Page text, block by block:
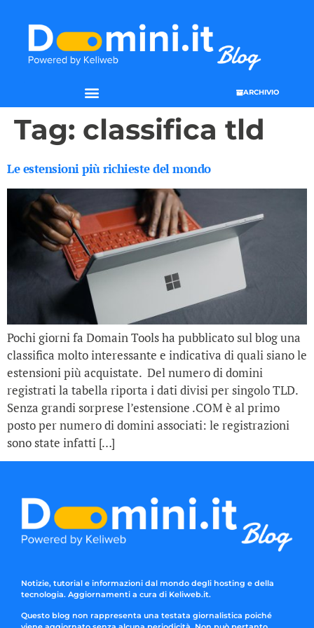
ARCHIVIO
Tag: classifica tld
Le estensioni più richieste del mondo
Pochi giorni fa Domain Tools ha pubblicato sul blog una
classifica molto interessante e indicativa di quali siano le
estensioni più acquistate. Del numero di domini
registrati la tabella riporta i dati divisi per singolo TLD.
Senza grandi sorprese l’estensione .COM è al primo
posto per numero di domini associati: le registrazioni
sono state infatti […]
Notizie, tutorial e informazioni dal mondo degli hosting e della
tecnologia. Aggiornamenti a cura di Keliweb.it.
Questo blog non rappresenta una testata giornalistica poiché